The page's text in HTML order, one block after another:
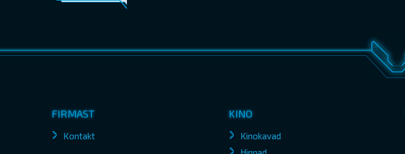
FIRMAST
Kontakt
KINO
Kinokavad